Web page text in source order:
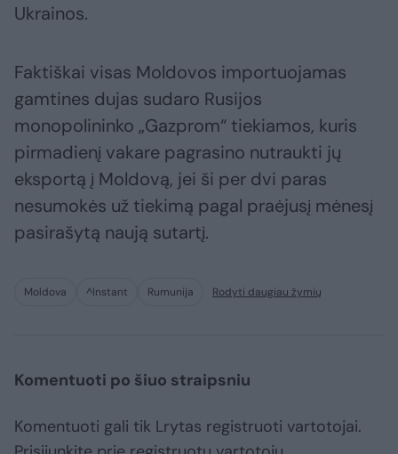
Ukrainos.
Faktiškai visas Moldovos importuojamas
gamtines dujas sudaro Rusijos
monopolininko „Gazprom“ tiekiamos, kuris
pirmadienį vakare pagrasino nutraukti jų
eksportą į Moldovą, jei ši per dvi paras
nesumokės už tiekimą pagal praėjusį mėnesį
pasirašytą naują sutartį.
Moldova ^Instant Rumunija Rodyti daugiau žymių
Komentuoti po šiuo straipsniu
Komentuoti gali tik Lrytas registruoti vartotojai.